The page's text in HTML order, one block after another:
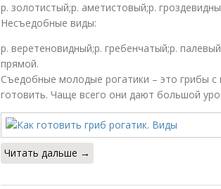
р. золотистый;р. аметистовый;р.
Несъедобные виды:
р. веретеновидный;р. гребенчатый;р.
прямой.
Съедобные молодые рогатики – это грибы
готовить. Чаще всего они дают большой
Читать дальше →